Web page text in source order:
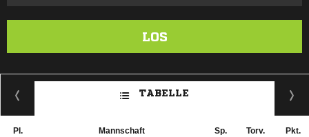
LOS
TABELLE
Pl. Mannschaft Sp. Torv. Pkt.